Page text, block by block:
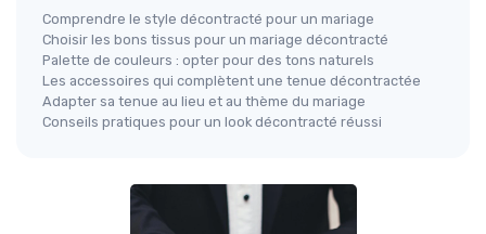
Comprendre le style décontracté pour un mariage
Choisir les bons tissus pour un mariage décontracté
Palette de couleurs : opter pour des tons naturels
Les accessoires qui complètent une tenue décontractée
Adapter sa tenue au lieu et au thème du mariage
Conseils pratiques pour un look décontracté réussi